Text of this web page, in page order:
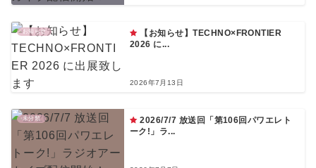
お知らせ
【お知らせ】TECHNO×FRONTIER
2026 に...
2026年7月13日
未分類
2026/7/7 放送回「第106回パワエレト
ーク!」ラ...